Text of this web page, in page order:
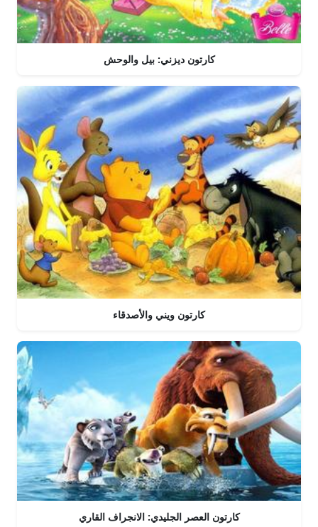
كارتون ديزني: بيل والوحش
كارتون ويني والأصدقاء
كارتون العصر الجليدي: الانجراف القاري